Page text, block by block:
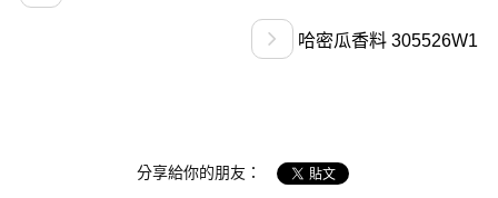
哈密瓜香料 305526W1
分享給你的朋友：